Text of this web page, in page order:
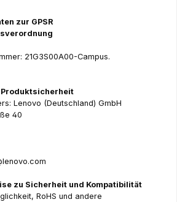
zur GPSR
21G3S00A00-Campus.
Lenovo (Deutschland) GmbH
40
zu Sicherheit und Kompatibilität
RoHS und andere